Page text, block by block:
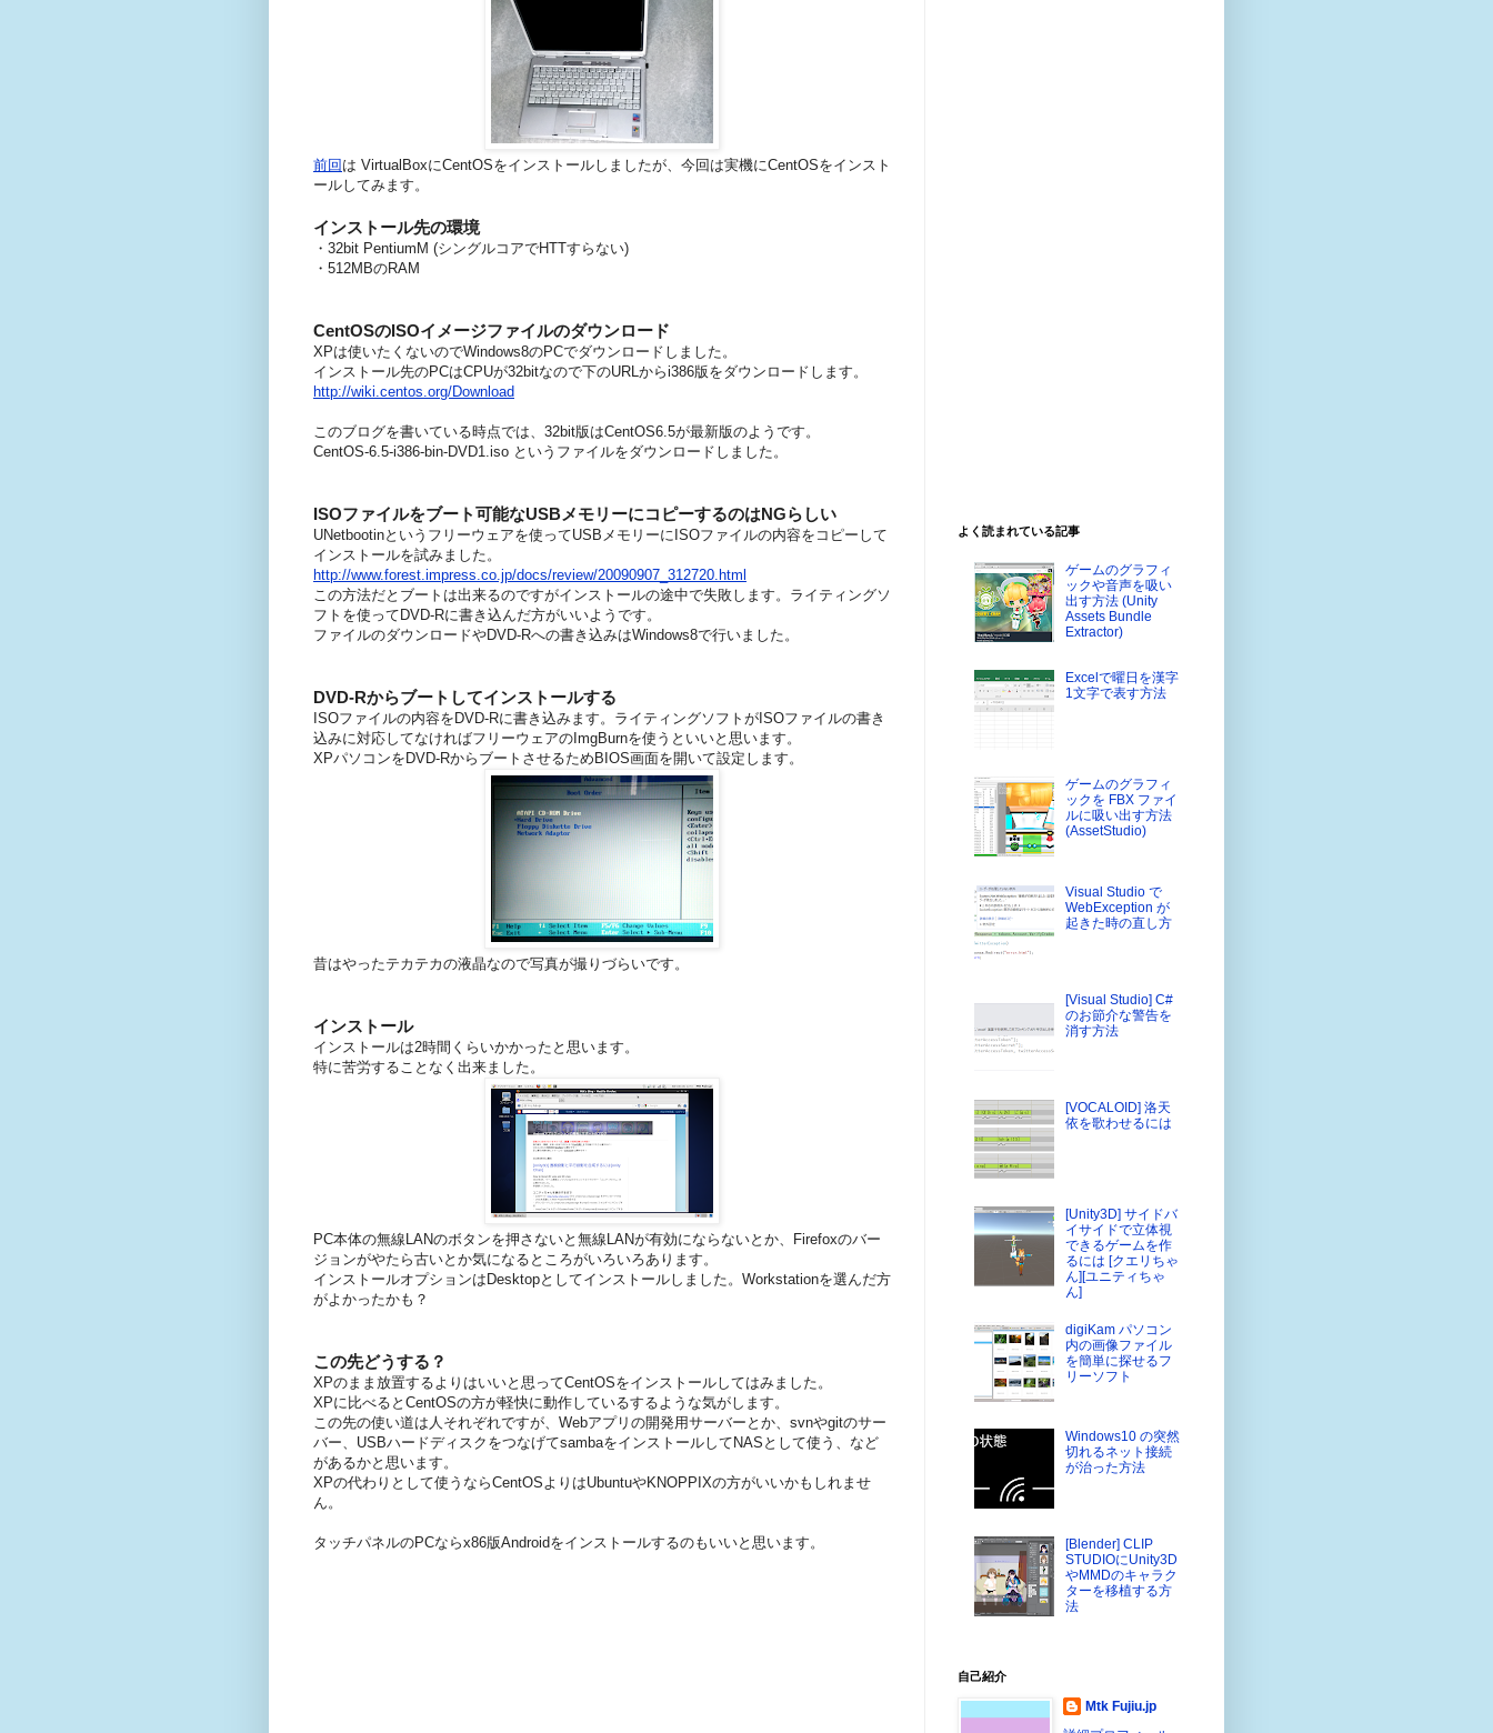
前回 は VirtualBoxにCentOSをインストールしましたが、今回は実機にCentOSをインスト
ールしてみます。
インストール先の環境
・32bit PentiumM (シングルコアでHTTすらない)
・512MBのRAM
CentOSのISOイメージファイルのダウンロード
XPは使いたくないのでWindows8のPCでダウンロードしました。
インストール先のPCはCPUが32bitなので下のURLからi386版をダウンロードします。
http://wiki.centos.org/Download
このブログを書いている時点では、32bit版はCentOS6.5が最新版のようです。
CentOS-6.5-i386-bin-DVD1.iso というファイルをダウンロードしました。
ISOファイルをブート可能なUSBメモリーにコピーするのはNGらしい
UNetbootinというフリーウェアを使ってUSBメモリーにISOファイルの内容をコピーして
インストールを試みました。
http://www.forest.impress.co.jp/docs/review/20090907_312720.html
この方法だとブートは出来るのですがインストールの途中で失敗します。ライティングソ
フトを使ってDVD-Rに書き込んだ方がいいようです。
ファイルのダウンロードやDVD-Rへの書き込みはWindows8で行いました。
DVD-Rからブートしてインストールする
ISOファイルの内容をDVD-Rに書き込みます。ライティングソフトがISOファイルの書き
込みに対応してなければフリーウェアのImgBurnを使うといいと思います。
XPパソコンをDVD-RからブートさせるためBIOS画面を開いて設定します。
昔はやったテカテカの液晶なので写真が撮りづらいです。
インストール
インストールは2時間くらいかかったと思います。
特に苦労することなく出来ました。
PC本体の無線LANのボタンを押さないと無線LANが有効にならないとか、Firefoxのバー
ジョンがやたら古いとか気になるところがいろいろあります。
インストールオプションはDesktopとしてインストールしました。Workstationを選んだ方
がよかったかも？
この先どうする？
XPのまま放置するよりはいいと思ってCentOSをインストールしてはみました。
XPに比べるとCentOSの方が軽快に動作しているするような気がします。
この先の使い道は人それぞれですが、Webアプリの開発用サーバーとか、svnやgitのサー
バー、USBハードディスクをつなげてsambaをインストールしてNASとして使う、など
があるかと思います。
XPの代わりとして使うならCentOSよりはUbuntuやKNOPPIXの方がいいかもしれませ
ん。
タッチパネルのPCならx86版Androidをインストールするのもいいと思います。
よく読まれている記事
ゲームのグラフィ
ックや音声を吸い
出す方法 (Unity
Assets Bundle
Extractor)
Excelで曜日を漢字
1文字で表す方法
ゲームのグラフィ
ックを FBX ファイ
ルに吸い出す方法
(AssetStudio)
Visual Studio で
WebException が
起きた時の直し方
[Visual Studio] C#
のお節介な警告を
消す方法
[VOCALOID] 洛天
依を歌わせるには
[Unity3D] サイドバ
イサイドで立体視
できるゲームを作
るには [クエリちゃ
ん][ユニティちゃ
ん]
digiKam パソコン
内の画像ファイル
を簡単に探せるフ
リーソフト
Windows10 の突然
切れるネット接続
が治った方法
[Blender] CLIP
STUDIOにUnity3D
やMMDのキャラク
ターを移植する方
法
自己紹介
Mtk Fujiu.jp